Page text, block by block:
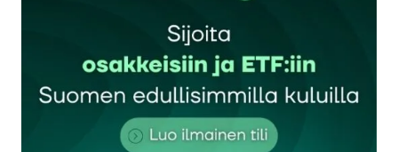
Sähköpostiosoitettasi ei julkaista.Pakolliset
kentät on merkitty*